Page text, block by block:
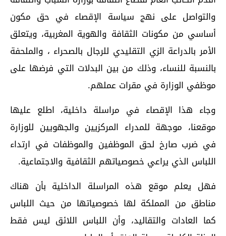
والتواصل على نهج سياسة الإقصاء في حق مكون
أساسي من مكونات الثقافة والهوية المغربية، ويتعلق
الأمر بالدراعة الزي التقليدي للرجال بالصحراء ، والملحفة
بالنسبة للنساء، وذلك من بين البدلات التي فرضها على
موظفي الوزارة في مقرات عملهم.
وجاء هذا الإقصاء في مراسلة داخلية، اطلع عليها
موقعنا، موجهة للمدراء المركزيين والجهويين للوزارة
في ضرب صارخ لحق الموظفين والموظفات في ارتداء
اللباس الذي يراعي خصوصياتهم الثقافية والاجتماعية.
فهل يعلم موقع هذه المراسلة الداخلية بأن هناك
مناطق من المملكة لها خصوصياتها من حيث اللباس
كما العادات والتقاليد، وأن اللباس اللائق ليس فقط